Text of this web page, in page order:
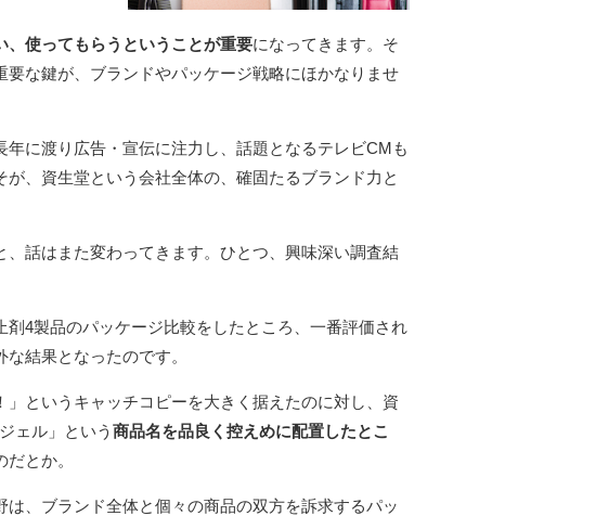
、使ってもらうということが重要になってきます。そ
な鍵が、ブランドやパッケージ戦略にほかなりませ
に渡り広告・宣伝に注力し、話題となるテレビCMも
、資生堂という会社全体の、確固たるブランド力と
話はまた変わってきます。ひとつ、興味深い調査結
4製品のパッケージ比較をしたところ、一番評価され
結果となったのです。
というキャッチコピーを大きく据えたのに対し、資
ェル」という 商品名を品良く控えめに配置したとこ
とか。
、ブランド全体と個々の商品の双方を訴求するパッ